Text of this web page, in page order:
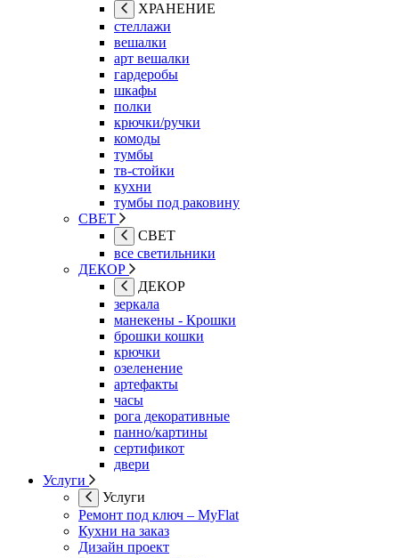
ХРАНЕНИЕ
стеллажи
вешалки
арт вешалки
гардеробы
шкафы
полки
крючки/ручки
комоды
тумбы
тв-стойки
кухни
тумбы под раковину
СВЕТ
СВЕТ
все светильники
ДЕКОР
ДЕКОР
зеркала
манекены - Крошки
брошки кошки
крючки
озеленение
артефакты
часы
рога декоративные
панно/картины
сертификот
двери
Услуги
Услуги
Ремонт под ключ – MyFlat
Кухни на заказ
Дизайн проект